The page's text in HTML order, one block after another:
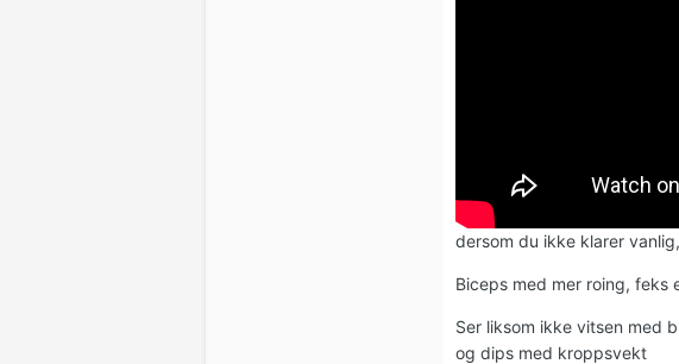
dersom du ikke klarer
Biceps med mer roing, feks
Ser liksom ikke vitsen med
og dips med kroppsvekt